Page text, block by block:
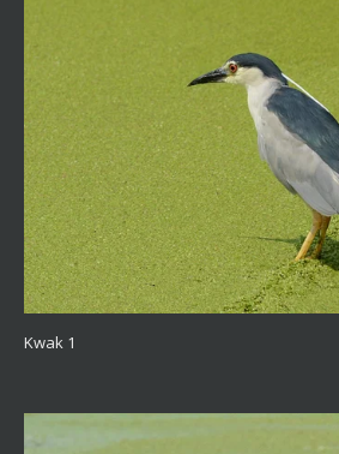
Kwak 1